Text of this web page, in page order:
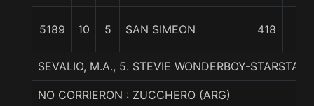
5189 10 5 SAN SIMEON 418
SEVALIO, M.A., 5. STEVIE WONDERBOY-
NO CORRIERON : ZUCCHERO (ARG)